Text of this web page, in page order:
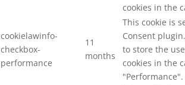
cookies in the
cookielawinfo-
checkbox-
performance
11
months
This cookie is
Consent
to store the
cookies in the
"Performance".